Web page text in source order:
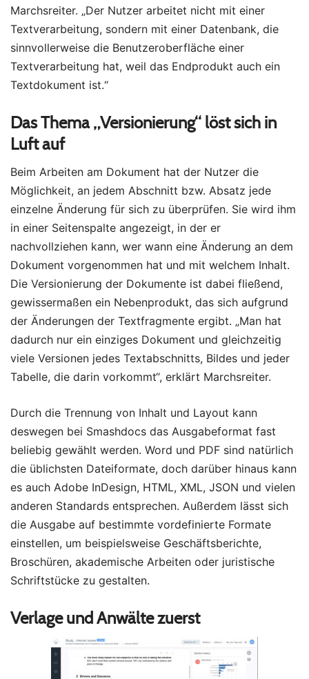
Marchsreiter. „Der Nutzer arbeitet nicht mit einer
Textverarbeitung, sondern mit einer Datenbank, die
sinnvollerweise die Benutzeroberfläche einer
Textverarbeitung hat, weil das Endprodukt auch ein
Textdokument ist.“
Das Thema „Versionierung“ löst sich in
Luft auf
Beim Arbeiten am Dokument hat der Nutzer die
Möglichkeit, an jedem Abschnitt bzw. Absatz jede
einzelne Änderung für sich zu überprüfen. Sie wird ihm
in einer Seitenspalte angezeigt, in der er
nachvollziehen kann, wer wann eine Änderung an dem
Dokument vorgenommen hat und mit welchem Inhalt.
Die Versionierung der Dokumente ist dabei fließend,
gewissermaßen ein Nebenprodukt, das sich aufgrund
der Änderungen der Textfragmente ergibt. „Man hat
dadurch nur ein einziges Dokument und gleichzeitig
viele Versionen jedes Textabschnitts, Bildes und jeder
Tabelle, die darin vorkommt“, erklärt Marchsreiter.
Durch die Trennung von Inhalt und Layout kann
deswegen bei Smashdocs das Ausgabeformat fast
beliebig gewählt werden. Word und PDF sind natürlich
die üblichsten Dateiformate, doch darüber hinaus kann
es auch Adobe InDesign, HTML, XML, JSON und vielen
anderen Standards entsprechen. Außerdem lässt sich
die Ausgabe auf bestimmte vordefinierte Formate
einstellen, um beispielsweise Geschäftsberichte,
Broschüren, akademische Arbeiten oder juristische
Schriftstücke zu gestalten.
Verlage und Anwälte zuerst